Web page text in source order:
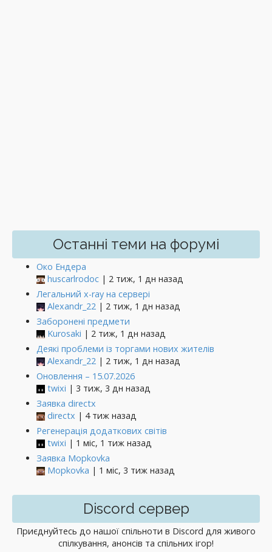
Останні теми на форумі
Око Ендера
huscarlrodoc | 2 тиж, 1 дн назад
Легальний x-ray на сервері
Alexandr_22 | 2 тиж, 1 дн назад
Заборонені предмети
Kurosaki | 2 тиж, 1 дн назад
Деякі проблеми із торгами нових жителів
Alexandr_22 | 2 тиж, 1 дн назад
Оновлення – 15.07.2026
twixi | 3 тиж, 3 дн назад
Заявка directx
directx | 4 тиж назад
Регенерація додаткових світів
twixi | 1 міс, 1 тиж назад
Заявка Mopkovka
Mopkovka | 1 міс, 3 тиж назад
Discord сервер
Приєднуйтесь до нашої спільноти в Discord для живого
спілкування, анонсів та спільних ігор!